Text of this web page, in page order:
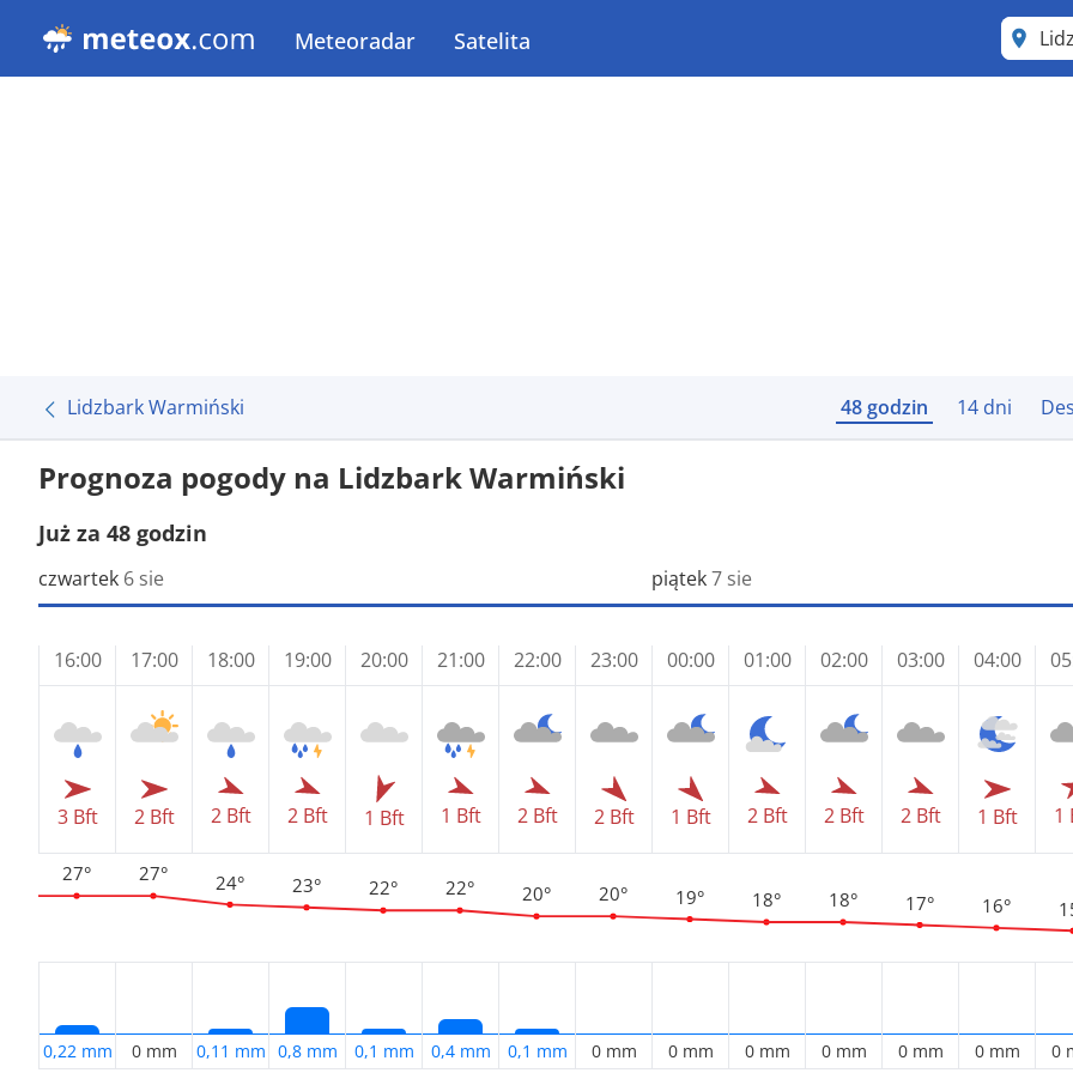
Meteoradar Satelita
Lidzbark Warmiński 48 godzin 14 dni
Prognoza pogody na Lidzbark Warmiński
Już za 48 godzin
czwartek 6 sie
16:00
3 Bft
27°
0,22 mm
17:00
2 Bft
27°
0 mm
18:00
2 Bft
24°
0,11 mm
19:00
2 Bft
23°
0,8 mm
20:00
1 Bft
22°
0,1 mm
21:00
1 Bft
22°
0,4 mm
22:00
2 Bft
20°
0,1 mm
23:00
2 Bft
20°
0 mm
piątek7 sie
00:00
1 Bft
19°
0 mm
01:00
2 Bft
18°
0 mm
02:00
2 Bft
18°
0 mm
03:00
2 Bft
17°
0 mm
04:00
1 Bft
16°
0 mm
1
0